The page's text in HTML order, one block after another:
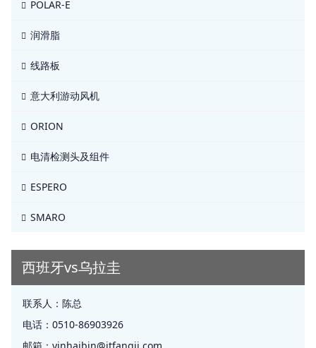
POLAR-E
润滑脂
线路板
意大利游动风机
ORION
电清检测头及组件
ESPERO
SMARO
西班牙vs乌拉圭
联系人： 陈总
电话： 0510-86903926